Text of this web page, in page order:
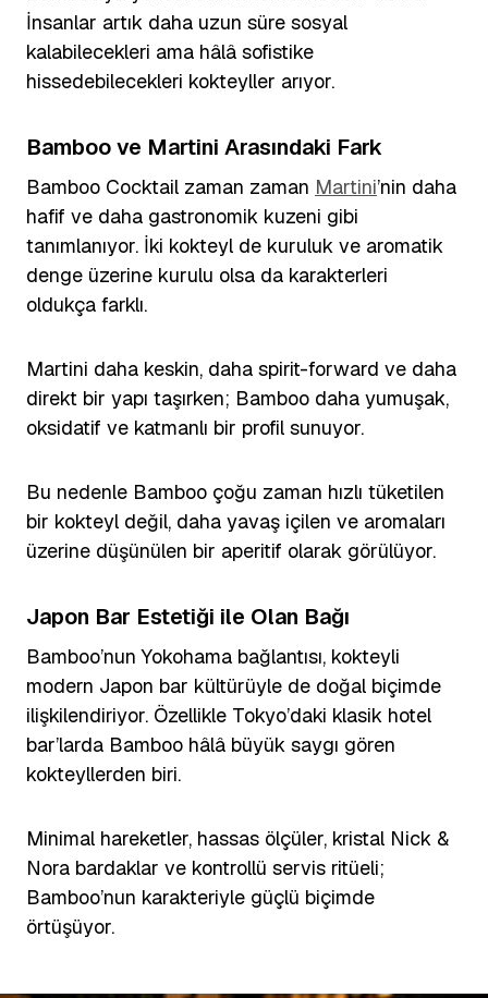
İnsanlar artık daha uzun süre sosyal
kalabilecekleri ama hâlâ sofistike
hissedebilecekleri kokteyller arıyor.
Bamboo ve Martini Arasındaki Fark
Bamboo Cocktail zaman zaman Martini’nin daha
hafif ve daha gastronomik kuzeni gibi
tanımlanıyor. İki kokteyl de kuruluk ve aromatik
denge üzerine kurulu olsa da karakterleri
oldukça farklı.
Martini daha keskin, daha spirit-forward ve daha
direkt bir yapı taşırken; Bamboo daha yumuşak,
oksidatif ve katmanlı bir profil sunuyor.
Bu nedenle Bamboo çoğu zaman hızlı tüketilen
bir kokteyl değil, daha yavaş içilen ve aromaları
üzerine düşünülen bir aperitif olarak görülüyor.
Japon Bar Estetiği ile Olan Bağı
Bamboo’nun Yokohama bağlantısı, kokteyli
modern Japon bar kültürüyle de doğal biçimde
ilişkilendiriyor. Özellikle Tokyo’daki klasik hotel
bar’larda Bamboo hâlâ büyük saygı gören
kokteyllerden biri.
Minimal hareketler, hassas ölçüler, kristal Nick &
Nora bardaklar ve kontrollü servis ritüeli;
Bamboo’nun karakteriyle güçlü biçimde
örtüşüyor.